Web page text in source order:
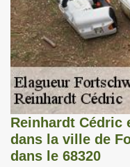
Reinhardt Cédric
dans la ville de
dans le 68320